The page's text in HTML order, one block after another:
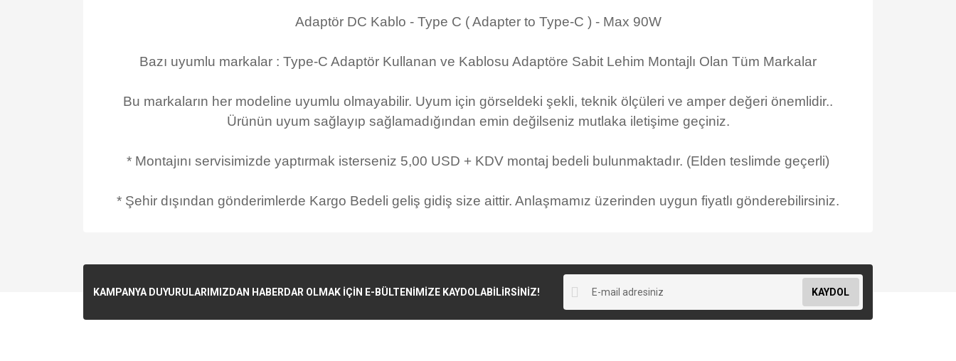
Adaptör DC Kablo - Type C ( Adapter to Type-C ) - Max 90W
Bazı uyumlu markalar : Type-C Adaptör Kullanan ve Kablosu Adaptöre Sabit Lehim Montajlı Olan Tüm Markalar
Bu markaların her modeline uyumlu olmayabilir. Uyum için görseldeki şekli, teknik ölçüleri ve amper değeri önemlidir..
Ürünün uyum sağlayıp sağlamadığından emin değilseniz mutlaka iletişime geçiniz.
* Montajını servisimizde yaptırmak isterseniz 5,00 USD + KDV montaj bedeli bulunmaktadır. (Elden teslimde geçerli)
* Şehir dışından gönderimlerde Kargo Bedeli geliş gidiş size aittir. Anlaşmamız üzerinden uygun fiyatlı gönderebilirsiniz.
KAMPANYA DUYURULARIMIZDAN HABERDAR OLMAK İÇİN E-BÜLTENİMİZE KAYDOLABİLİRSİNİZ! KAYDOL